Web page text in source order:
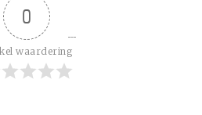
0
waardering